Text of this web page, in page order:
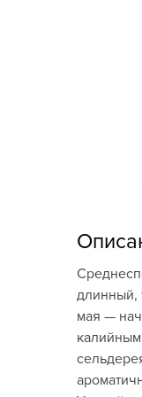
Отдых
длинный,
мая —